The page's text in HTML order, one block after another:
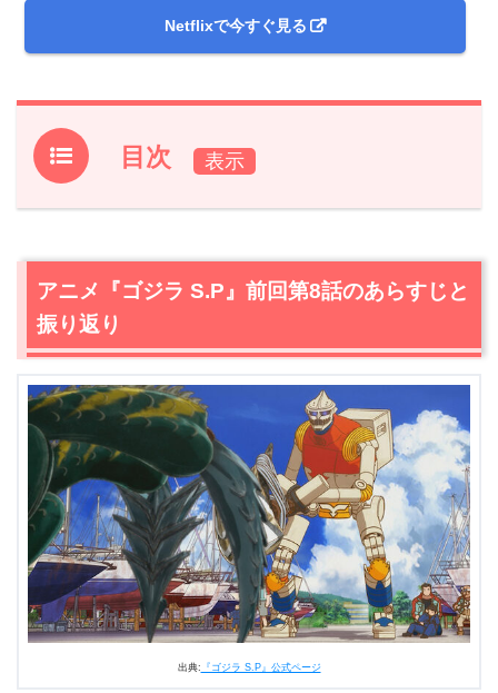
Netflixで今すぐ見る
目次
1.アニメ『ゴジラ S.P』前回第8話のあらすじと振り返り
2.1変化を続ける“ゴジラ”
2.2 オーソゴナル・ダイアゴナライザーの開発
2.4“破局”を観測するということ
3.アニメ『ゴジラ S.P』第9話あらすじ・ネタバレ感まとめ
アニメ『ゴジラ S.P』前回第8話のあらすじと
振り返り
出典: 『ゴジラ S.P』公式ページ